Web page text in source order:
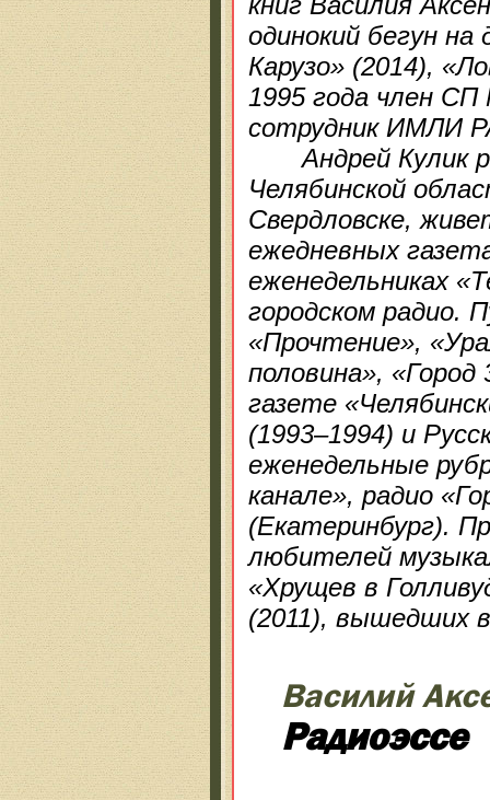
одинокий бегун
Карузо» (2014),
1995 года член
сотрудник ИМЛИ
Андрей Кулик
Челябинской
Свердловске,
ежедневных
еженедельниках
городском радио.
«Прочтение»,
половина», «Город
газете
(1993–1994) и
еженедельные
канале», радио
(Екатеринбург).
любителей
«Хрущев в
(2011), вышедших
Василий
Радиоэссе